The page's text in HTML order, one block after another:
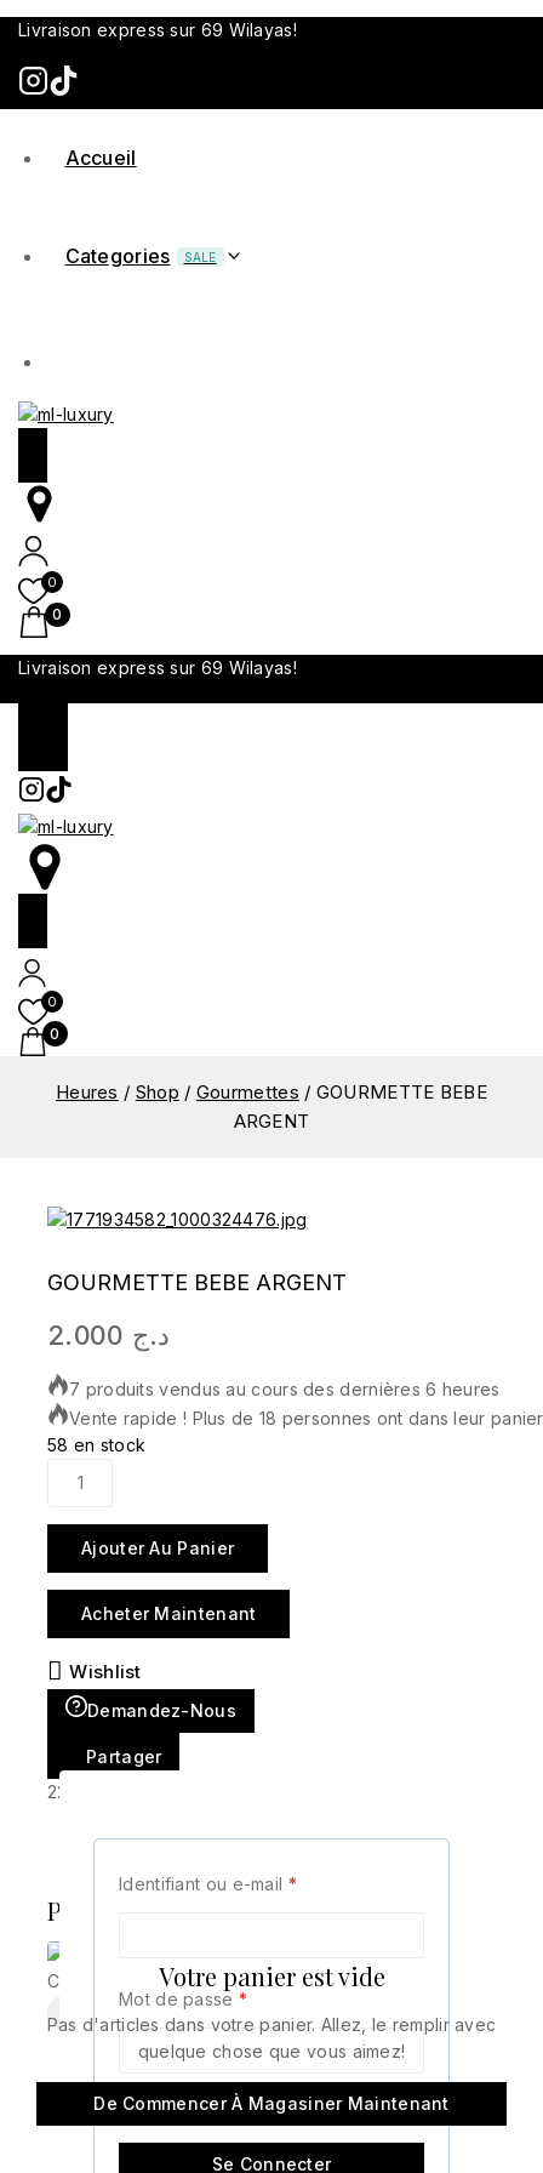
Livraison express sur 69 Wilayas!
Accueil
Categories SALE
0
0
Livraison express sur 69 Wilayas!
0
0
Heures / Shop / Gourmettes / GOURMETTE BEBE
ARGENT
GOURMETTE BEBE ARGENT
د.ج
7 produits vendus au cours des dernières 6 heures
Vente rapide ! Plus de 18 personnes ont dans leur panier
58 en stock
Ajouter Au Panier
Acheter Maintenant
Wishlist
Demandez-Nous
Partager
22
Produits similaires
GOURMETTE VAN
CLEEF NOIR
د.ج1.800
GOURMETTE
ADULT ACIER
ARGENT
Identifiant ou e-mail *
Mot de passe *
Se souvenir de moi
Se Connecter
Votre panier est vide
Pas d'articles dans votre panier. Allez, le remplir avec
quelque chose que vous aimez!
De Commencer À Magasiner Maintenant